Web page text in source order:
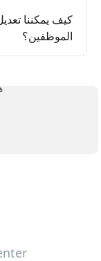
كيف يمكننا
الموظفين؟